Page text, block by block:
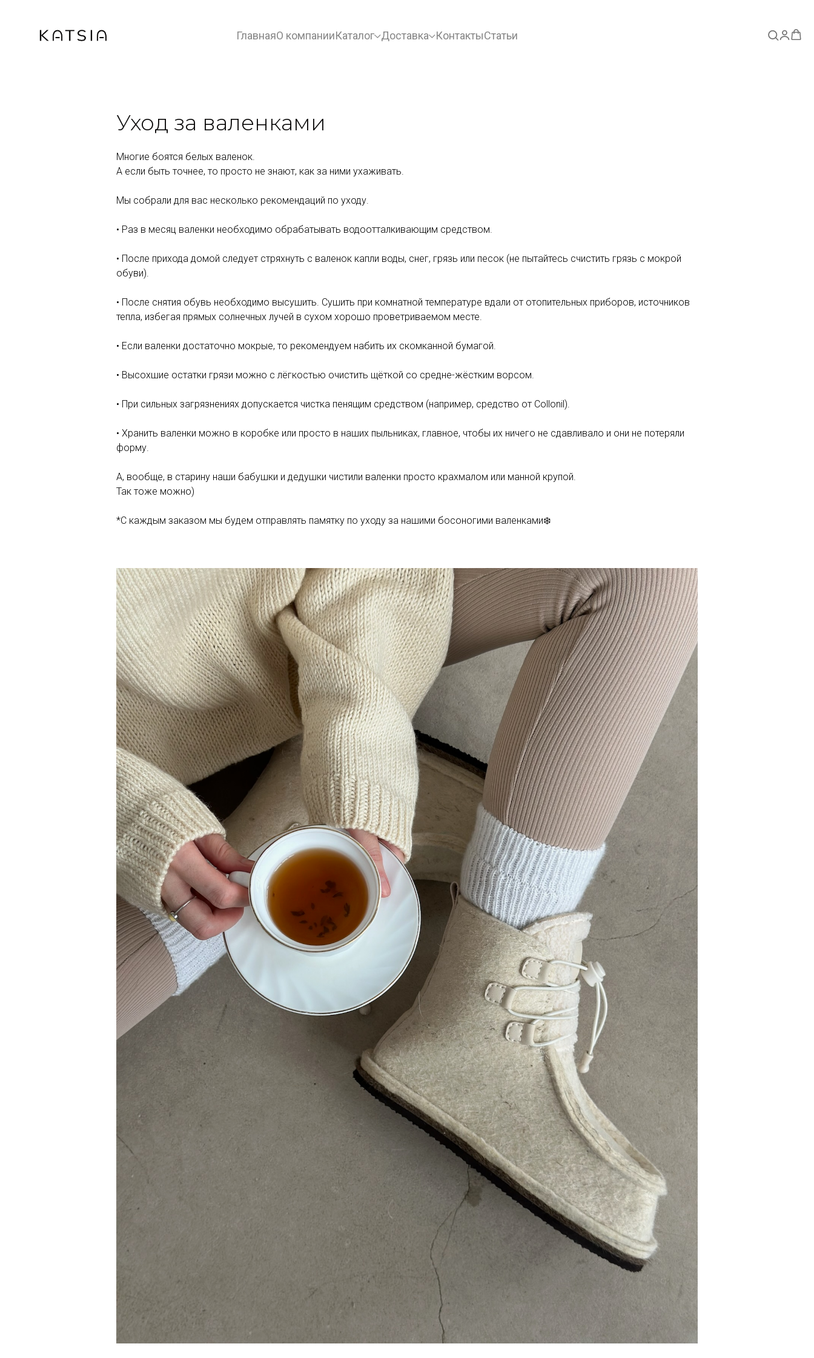
ГлавнаяО компанииКаталог Доставка КонтактыСтатьи
Уход за валенками
Многие боятся белых валенок.
А если быть точнее, то просто не знают, как за ними ухаживать.
Мы собрали для вас несколько рекомендаций по уходу.
• Раз в месяц валенки необходимо обрабатывать водоотталкивающим средством.
• После прихода домой следует стряхнуть с валенок капли воды, снег, грязь или песок (не пытайтесь счистить грязь с мокрой
обуви).
• После снятия обувь необходимо высушить. Сушить при комнатной температуре вдали от отопительных приборов, источников
тепла, избегая прямых солнечных лучей в сухом хорошо проветриваемом месте.
• Если валенки достаточно мокрые, то рекомендуем набить их скомканной бумагой.
• Высохшие остатки грязи можно с лёгкостью очистить щёткой со средне-жёстким ворсом.
• При сильных загрязнениях допускается чистка пенящим средством (например, средство от Collonil).
• Хранить валенки можно в коробке или просто в наших пыльниках, главное, чтобы их ничего не сдавливало и они не потеряли
форму.
А, вообще, в старину наши бабушки и дедушки чистили валенки просто крахмалом или манной крупой.
Так тоже можно)
*С каждым заказом мы будем отправлять памятку по уходу за нашими босоногими валенками❄️